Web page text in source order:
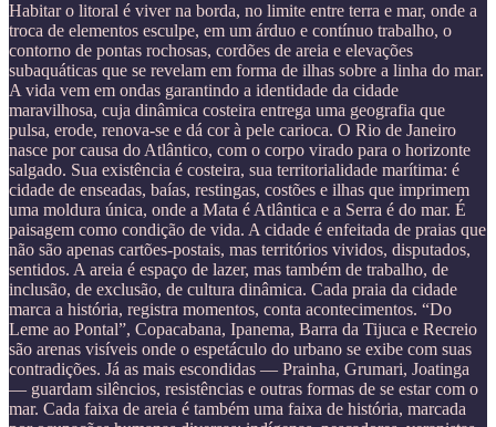
Habitar o litoral é viver na borda, no limite entre terra e mar, onde a
troca de elementos esculpe, em um árduo e contínuo trabalho, o
contorno de pontas rochosas, cordões de areia e elevações
subaquáticas que se revelam em forma de ilhas sobre a linha do mar.
A vida vem em ondas garantindo a identidade da cidade
maravilhosa, cuja dinâmica costeira entrega uma geografia que
pulsa, erode, renova-se e dá cor à pele carioca. O Rio de Janeiro
nasce por causa do Atlântico, com o corpo virado para o horizonte
salgado. Sua existência é costeira, sua territorialidade marítima: é
cidade de enseadas, baías, restingas, costões e ilhas que imprimem
uma moldura única, onde a Mata é Atlântica e a Serra é do mar. É
paisagem como condição de vida. A cidade é enfeitada de praias que
não são apenas cartões-postais, mas territórios vividos, disputados,
sentidos. A areia é espaço de lazer, mas também de trabalho, de
inclusão, de exclusão, de cultura dinâmica. Cada praia da cidade
marca a história, registra momentos, conta acontecimentos. “Do
Leme ao Pontal”, Copacabana, Ipanema, Barra da Tijuca e Recreio
são arenas visíveis onde o espetáculo do urbano se exibe com suas
contradições. Já as mais escondidas — Prainha, Grumari, Joatinga
— guardam silêncios, resistências e outras formas de se estar com o
mar. Cada faixa de areia é também uma faixa de história, marcada